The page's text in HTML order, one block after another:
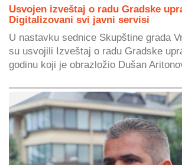
Usvojen izveštaj o radu Gradske
Digitalizovani svi javni servisi
U nastavku sednice Skupštine grada
su usvojili Izveštaj o radu Gradske
godinu koji je obrazložio Dušan